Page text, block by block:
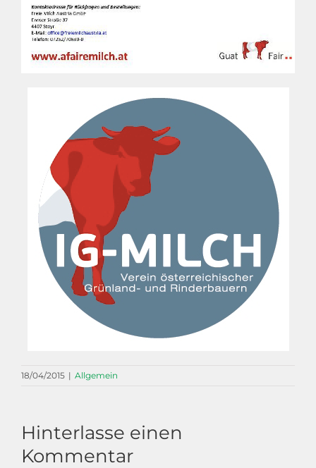
18/04/2015 | Allgemein
Hinterlasse einen
Kommentar